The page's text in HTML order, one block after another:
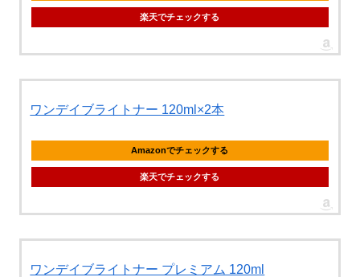
楽天でチェックする
ワンデイブライトナー 120ml×2本
Amazonでチェックする
楽天でチェックする
ワンデイブライトナー プレミアム 120ml